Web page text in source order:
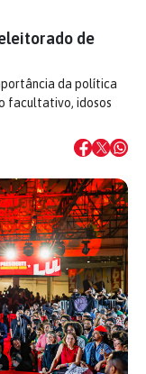
de
da política
facultativo, idosos